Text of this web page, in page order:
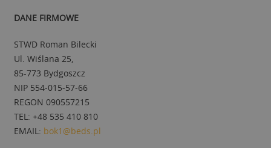
DANE FIRMOWE
STWD Roman Bilecki
Ul. Wiślana 25,
85-773 Bydgoszcz
NIP 554-015-57-66
REGON 090557215
TEL: +48 535 410 810
EMAIL: bok1@beds.pl